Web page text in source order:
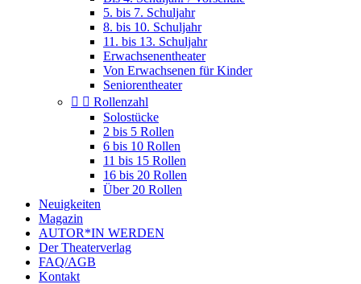
5. bis 7. Schuljahr
8. bis 10. Schuljahr
11. bis 13. Schuljahr
Erwachsenentheater
Von Erwachsenen für Kinder
Seniorentheater
  Rollenzahl
Solostücke
2 bis 5 Rollen
6 bis 10 Rollen
11 bis 15 Rollen
16 bis 20 Rollen
Über 20 Rollen
Neuigkeiten
Magazin
AUTOR*IN WERDEN
Der Theaterverlag
FAQ/AGB
Kontakt